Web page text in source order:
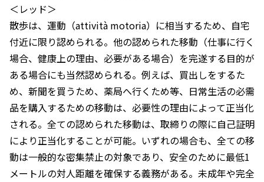
＜レッド＞
散歩は、運動（attività motoria）に相当するため、自宅
付近に限り認められる。他の認められた移動（仕事に行く
場合、健康上の理由、必要がある場合）を完遂する目的が
ある場合にも当然認められる。例えば、買出しをするた
め、新聞を買うため、薬局へ行くため等、日常生活の必需
品を購入するための移動は、必要性の理由によって正当化
される。全ての認められた移動は、取締りの際に自己証明
により正当化することが可能。いずれの場合も、全ての移
動は一般的な密集禁止の対象であり、安全のために最低1
メートルの対人距離を確保する義務がある。未成年や完全